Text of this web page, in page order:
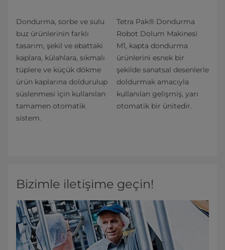
Dondurma, sorbe ve sulu
buz ürünlerinin farklı
tasarım, şekil ve ebattaki
kaplara, külahlara, sıkmalı
tüplere ve küçük dökme
ürün kaplarına doldurulup
süslenmesi için kullanılan
tamamen otomatik
sistem.
Tetra Pak® Dondurma
Robot Dolum Makinesi
M1, kapta dondurma
ürünlerini esnek bir
şekilde sanatsal desenlerle
doldurmak amacıyla
kullanılan gelişmiş, yarı
otomatik bir ünitedir.
Bizimle iletişime geçin!